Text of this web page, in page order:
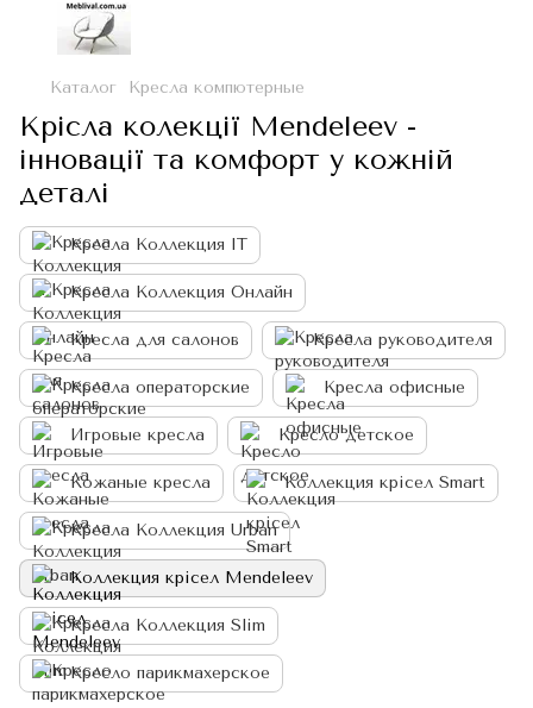
Каталог Кресла компютерные
Крісла колекції Mendeleev -
інновації та комфорт у кожній
деталі
Кресла Коллекция IT
Кресла Коллекция Онлайн
Кресла для салонов Кресла руководителя
Кресла операторские Кресла офисные
Игровые кресла Кресло детское
Кожаные кресла Коллекция крісел Smart
Кресла Коллекция Urban
Коллекция крісел Mendeleev
Кресла Коллекция Slim
Кресло парикмахерское